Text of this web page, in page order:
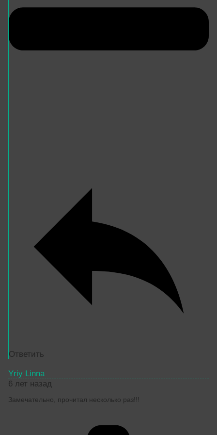
Ответить
Yriy Linna
6 лет назад
Замечательно, прочитал несколько раз!!!